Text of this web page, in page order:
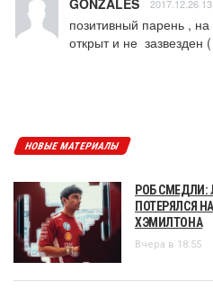
2017.12.26
позитивный парень ,
открыт и не  зазвезден
НОВЫЕ МАТЕРИАЛЫ
РОБ СМЕДЛИ:
ПОТЕРЯЛСЯ
ХЭМИЛТОНА
Вчера в 18:55